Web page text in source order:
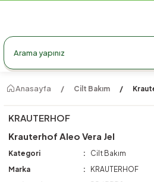
990 TL Üzeri
990 TL Üzeri Ücretsiz Kargo
Anasayfa Cilt Bakım
KRAUTERHOF
Krauterhof Aleo Vera Jel
Kategori
Cilt Bakım
Marka
KRAUTERHOF